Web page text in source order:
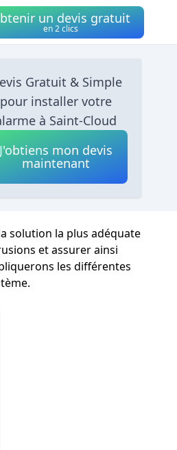
un devis gratuit
en 2 clics
Gratuit & Simple
pour installer votre
à Saint-Cloud
J'obtiens mon devis
maintenant
solution la plus adéquate
et assurer ainsi
les différentes